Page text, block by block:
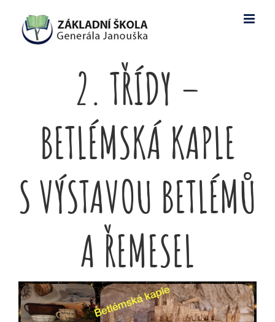
2. TŘÍDY –
BETLÉMSKÁ KAPLE
S VÝSTAVOU BETLÉMŮ
A ŘEMESEL
View
Larger